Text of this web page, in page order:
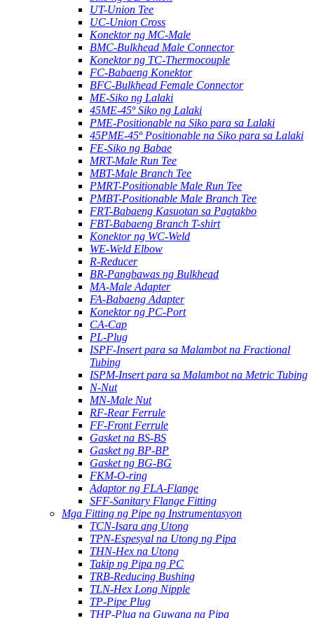
UT-Union Tee
UC-Union Cross
Konektor ng MC-Male
BMC-Bulkhead Male Connector
Konektor ng TC-Thermocouple
FC-Babaeng Konektor
BFC-Bulkhead Female Connector
ME-Siko ng Lalaki
45ME-45º Siko ng Lalaki
PME-Positionable na Siko para sa Lalaki
45PME-45º Positionable na Siko para sa Lalaki
FE-Siko ng Babae
MRT-Male Run Tee
MBT-Male Branch Tee
PMRT-Positionable Male Run Tee
PMBT-Positionable Male Branch Tee
FRT-Babaeng Kasuotan sa Pagtakbo
FBT-Babaeng Branch T-shirt
Konektor ng WC-Weld
WE-Weld Elbow
R-Reducer
BR-Pangbawas ng Bulkhead
MA-Male Adapter
FA-Babaeng Adapter
Konektor ng PC-Port
CA-Cap
PL-Plug
ISPF-Insert para sa Malambot na Fractional
Tubing
ISPM-Insert para sa Malambot na Metric Tubing
N-Nut
MN-Male Nut
RF-Rear Ferrule
FF-Front Ferrule
Gasket na BS-BS
Gasket ng BP-BP
Gasket ng BG-BG
FKM-O-ring
Adaptor ng FLA-Flange
SFF-Sanitary Flange Fitting
Mga Fitting ng Pipe ng Instrumentasyon
TCN-Isara ang Utong
TPN-Espesyal na Utong ng Pipa
THN-Hex na Utong
Takip ng Pipa ng PC
TRB-Reducing Bushing
TLN-Hex Long Nipple
TP-Pipe Plug
THP-Plug ng Guwang na Pipa